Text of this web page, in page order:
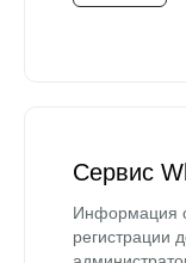
Сервис
Информация
регистрации